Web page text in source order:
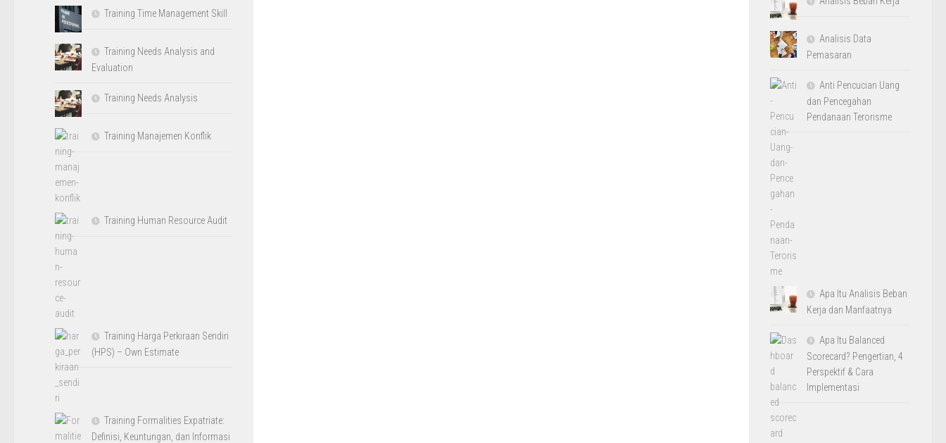
Training Time Management Skill
Training Needs Analysis and
Evaluation
Training Needs Analysis
Training Manajemen Konflik
Training Human Resource Audit
Training Harga Perkiraan Sendiri
(HPS) – Own Estimate
Training Formalities Expatriate:
Definisi, Keuntungan, dan Informasi
Analisis Data
Pemasaran
Anti Pencucian Uang
dan Pencegahan
Pendanaan Terorisme
Apa Itu Analisis Beban
Kerja dan Manfaatnya
Apa Itu Balanced
Scorecard? Pengertian, 4
Perspektif & Cara
Implementasi